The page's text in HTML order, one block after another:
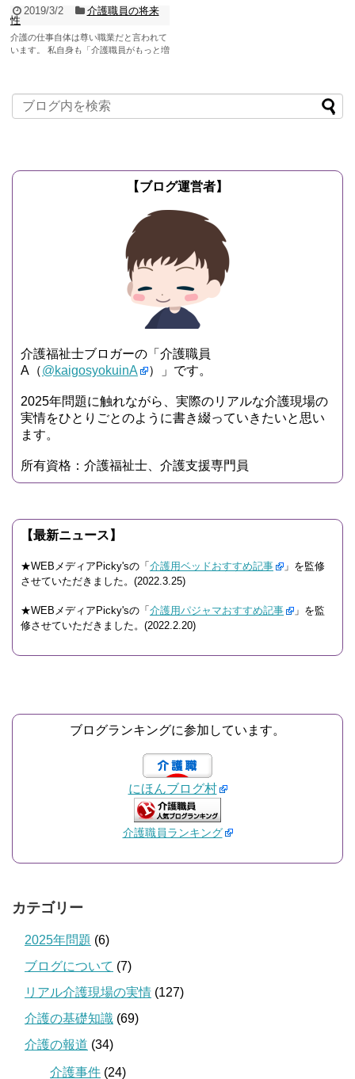
2019/3/2
介護職員の将来
性
介護の仕事自体は尊い職業だと言われて
います。 私自身も「介護職員がもっと増
【ブログ運営者】
介護福祉士ブロガーの「介護職員
A（@kaigosyokuinA ）」です。
2025年問題に触れながら、実際のリアルな介護現場の
実情をひとりごとのように書き綴っていきたいと思い
ます。
所有資格：介護福祉士、介護支援専門員
【最新ニュース】
★WEBメディアPicky'sの「 介護用ベッドおすすめ記事
」を監修
させていただきました。(2022.3.25)
★WEBメディアPicky'sの「 介護用パジャマおすすめ記事
」を監
修させていただきました。(2022.2.20)
ブログランキングに参加しています。
にほんブログ村
介護職員ランキング
カテゴリー
2025年問題 (6)
ブログについて (7)
リアル介護現場の実情 (127)
介護の基礎知識 (69)
介護の報道 (34)
介護事件 (24)